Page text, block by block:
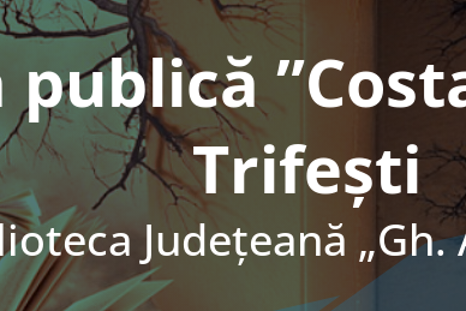
Trifești
Judeţeană „Gh.